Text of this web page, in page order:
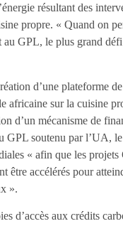
résultant des
propre. « Quand on
au GPL, le plus grand
d’une plateforme
africaine sur la cuisine
d’un mécanisme de
GPL soutenu par l’UA,
« afin que les projets
être accélérés pour
».
d’accès aux crédits